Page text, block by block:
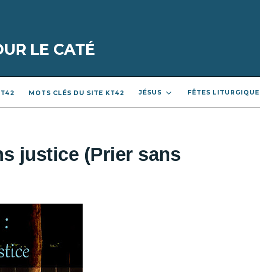
LE CATÉ
MOTS CLÉS DU SITE KT42 JÉSUS FÊTES
justice (Prier sans